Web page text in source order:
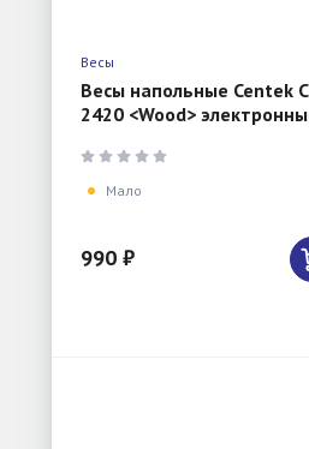
Весы
Весы напольные Centek
2420 <Wood>
размер 26х26см
Мало
990 ₽